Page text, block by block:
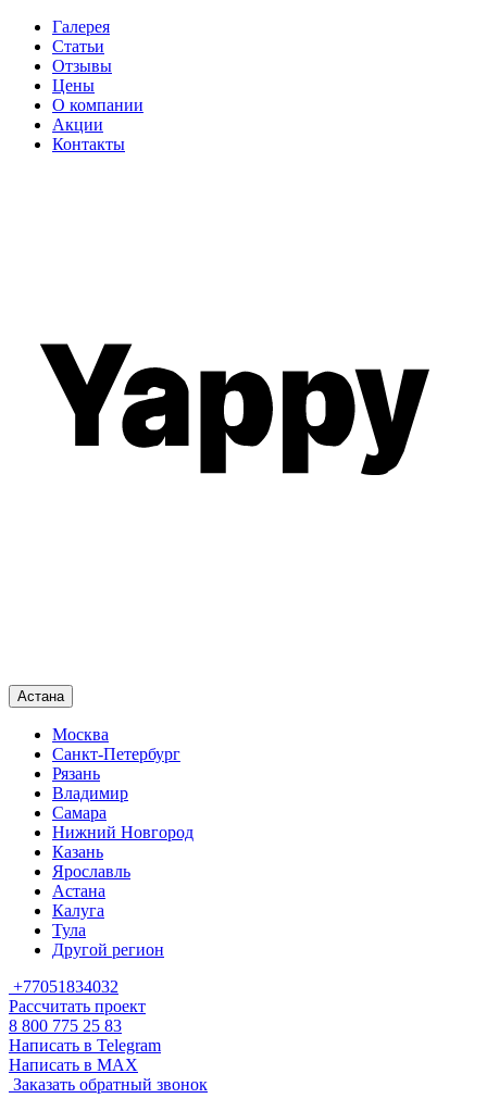
Галерея
Статьи
Отзывы
Цены
О компании
Акции
Контакты
Астана
Москва
Санкт-Петербург
Рязань
Владимир
Самара
Нижний Новгород
Казань
Ярославль
Астана
Калуга
Тула
Другой регион
+77051834032
Рассчитать проект
8 800 775 25 83
Написать в Telegram
Написать в MAX
Заказать обратный звонок